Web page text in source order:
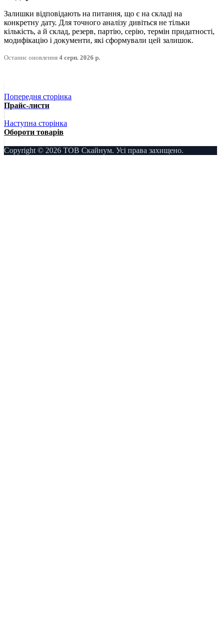
Залишки відповідають на питання, що є на складі на
конкретну дату. Для точного аналізу дивіться не тільки
кількість, а й склад, резерв, партію, серію, термін придатності,
модифікацію і документи, які сформували цей залишок.
Останнє оновлення 4 серп. 2026 р.
Попередня сторінка
Прайс-листи
Наступна сторінка
Обороти товарів
Copyright © 2026 ТОВ Скайнум. Усі права захищено.